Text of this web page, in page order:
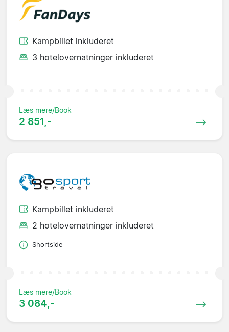
Kampbillet inkluderet
3 hotelovernatninger inkluderet
Læs mere/Book
2 851,-
Kampbillet inkluderet
2 hotelovernatninger inkluderet
Shortside
Læs mere/Book
3 084,-